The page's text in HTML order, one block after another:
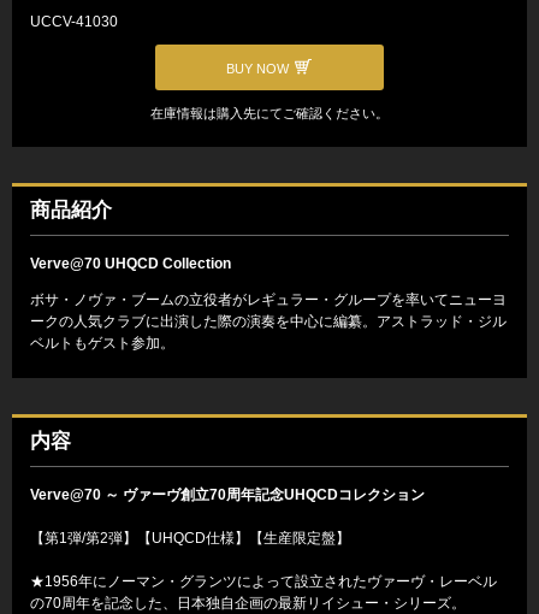
UCCV-41030
BUY NOW
在庫情報は購入先にてご確認ください。
商品紹介
Verve@70 UHQCD Collection
ボサ・ノヴァ・ブームの立役者がレギュラー・グループを率いてニューヨ
ークの人気クラブに出演した際の演奏を中心に編纂。アストラッド・ジル
ベルトもゲスト参加。
内容
Verve@70 ～ ヴァーヴ創立70周年記念UHQCDコレクション
【第1弾/第2弾】【UHQCD仕様】【生産限定盤】
★1956年にノーマン・グランツによって設立されたヴァーヴ・レーベル
の70周年を記念した、日本独自企画の最新リイシュー・シリーズ。